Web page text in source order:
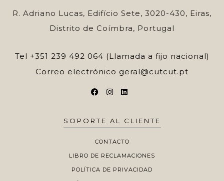
R. Adriano Lucas, Edifício Sete, 3020-430, Eiras,
Distrito de Coímbra, Portugal
Tel +351 239 492 064 (Llamada a fijo nacional)
Correo electrónico geral@cutcut.pt
SOPORTE AL CLIENTE
CONTACTO
LIBRO DE RECLAMACIONES
POLÍTICA DE PRIVACIDAD